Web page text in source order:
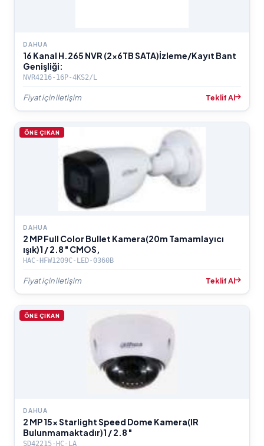
DAHUA
16 Kanal H.265 NVR (2x6TB SATA)İzleme/Kayıt Bant
Genişliği:
NVR4216-16P-4KS2/L
Fiyat için iletişim Teklif Al
ÖNE ÇIKAN
DAHUA
2 MP Full Color Bullet Kamera(20m Tamamlayıcı
ışık)1 / 2.8 " CMOS,
HAC-HFW1209C-LED-0360B
Fiyat için iletişim Teklif Al
ÖNE ÇIKAN
DAHUA
2 MP 15x Starlight Speed Dome Kamera(IR
Bulunmamaktadır)1 / 2.8 "
SD42215-HC-LA